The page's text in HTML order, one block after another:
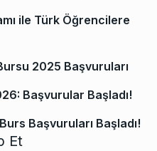
ile Türk Öğrencilere
2025 Başvuruları
Başvurular Başladı!
Başvuruları Başladı!
Et